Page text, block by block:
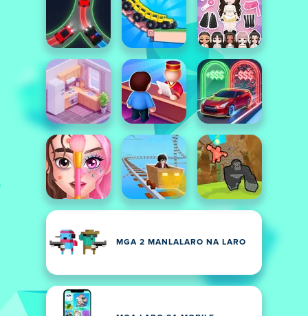
MGA 2 MANLALARO NA LARO